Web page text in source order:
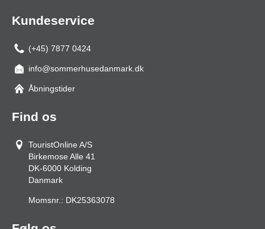
Kundeservice
(+45) 7877 0424
info@sommerhusedanmark.dk
Åbningstider
Find os
TouristOnline A/S
Birkemose Alle 41
DK-6000 Kolding
Danmark
Momsnr.: DK25363078